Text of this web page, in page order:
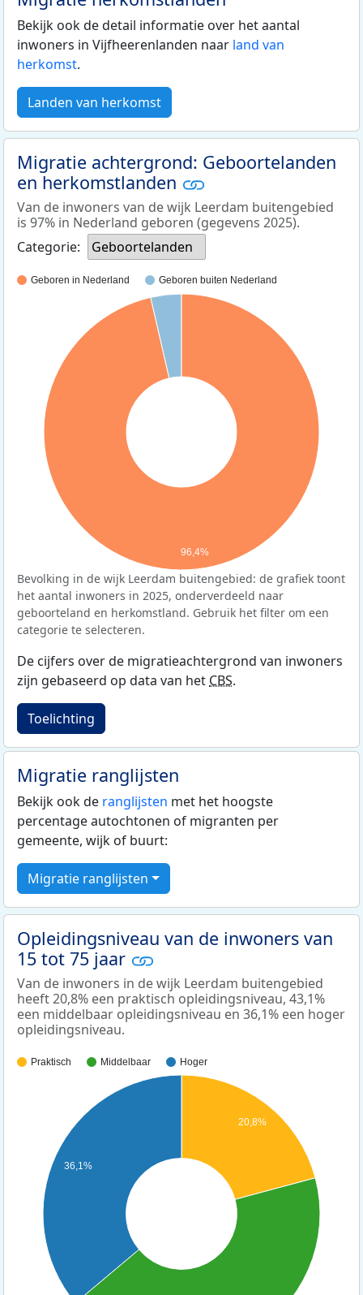
Bekijk ook de detail informatie over het aantal
inwoners in Vijfheerenlanden naar land van
herkomst.
Landen van herkomst
Migratie achtergrond: Geboortelanden
en herkomstlanden
Van de inwoners van de wijk Leerdam buitengebied
is 97% in Nederland geboren (gegevens 2025).
Categorie:
Geboortelanden
Geboren in Nederland Geboren buiten Nederland
96,4%
Bevolking in de wijk Leerdam buitengebied: de grafiek toont
het aantal inwoners in 2025, onderverdeeld naar
geboorteland en herkomstland. Gebruik het filter om een
categorie te selecteren.
De cijfers over de migratieachtergrond van inwoners
zijn gebaseerd op data van het CBS.
Toelichting
Migratie ranglijsten
Bekijk ook de ranglijsten met het hoogste
percentage autochtonen of migranten per
gemeente, wijk of buurt:
Migratie ranglijsten
Opleidingsniveau van de inwoners van
15 tot 75 jaar
Van de inwoners in de wijk Leerdam buitengebied
heeft 20,8% een praktisch opleidingsniveau, 43,1%
een middelbaar opleidingsniveau en 36,1% een hoger
opleidingsniveau.
Praktisch Middelbaar Hoger
20,8%
36,1%